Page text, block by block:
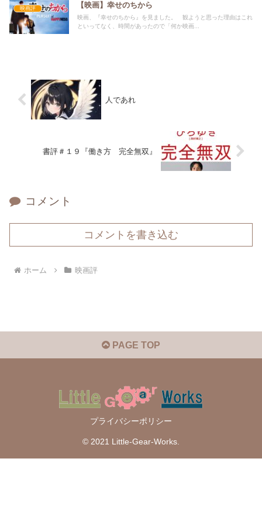
映画評 【映画】幸せのちから
映画、『幸せのちから』を見ました。 観ようと思った理由はこれ
といってなく、時間があったので「何か映画...
人であれ
書評＃１９『働き方 完全無双』
コメント
コメントを書き込む
ホーム 映画評
PAGE TOP
プライバシーポリシー
© 2021 Little-Gear-Works.